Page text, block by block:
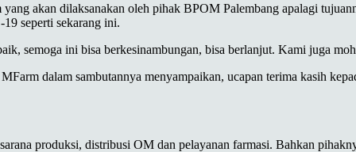
akan dilaksanakan oleh pihak BPOM Palembang apalagi
seperti sekarang ini.
semoga ini bisa berkesinambungan, bisa berlanjut. Kami juga
dalam sambutannya menyampaikan, ucapan terima kasih
produksi, distribusi OM dan pelayanan farmasi. Bahkan